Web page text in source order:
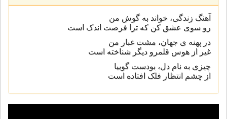
آهنگ زندگی، خواند به گوش من
رو سوی عشق کن که ترا فرصت اندک است
در پهنه ی جهان، مشت غبار من
غير از هوس قلمرو ديگر شناخته است
چيزی به نام دل، بودست گوييا
از چشم انتظار فلک افتاده است